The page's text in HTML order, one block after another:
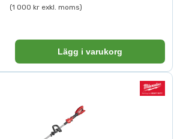
(1 000 kr exkl. moms)
Lägg i varukorg